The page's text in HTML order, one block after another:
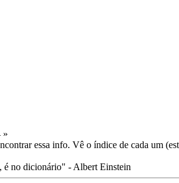
»
essa info. Vê o índice de cada um
é no dicionário" - Albert Einstein